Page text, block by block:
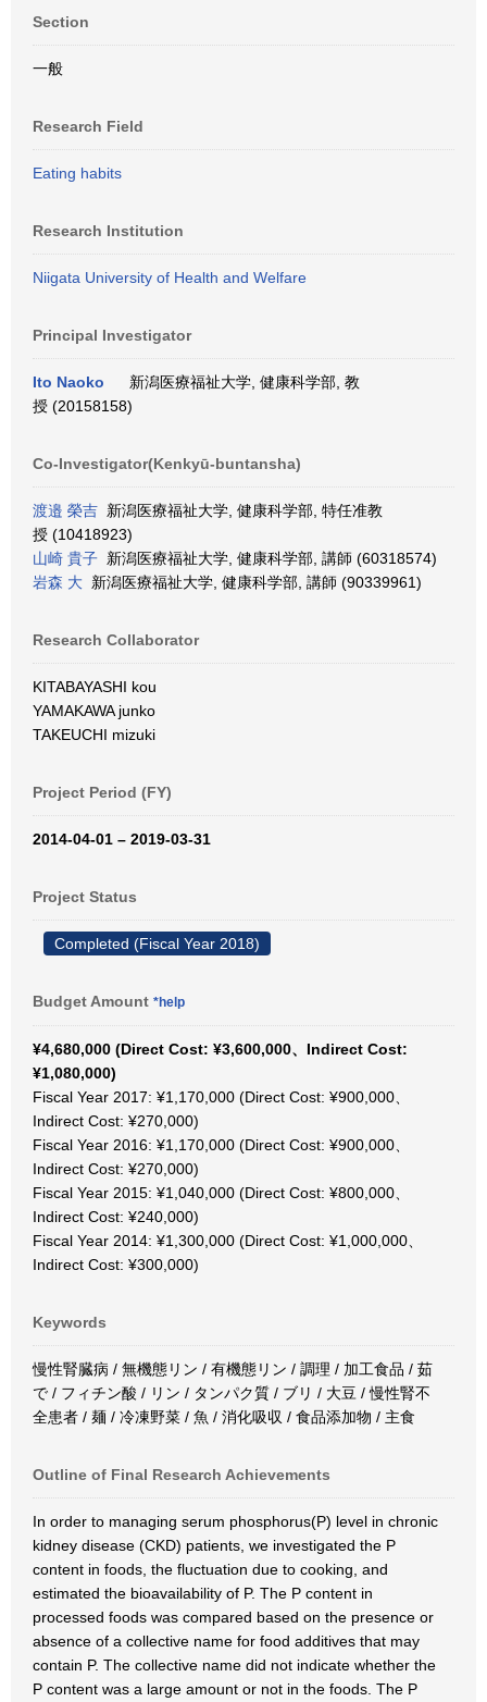
Section
一般
Research Field
Eating habits
Research Institution
Niigata University of Health and Welfare
Principal Investigator
Ito Naoko
新潟医療福祉大学, 健康科学部, 教
授 (20158158)
Co-Investigator(Kenkyū-buntansha)
渡邉 榮吉 新潟医療福祉大学, 健康科学部, 特任准教
授 (10418923)
山崎 貴子 新潟医療福祉大学, 健康科学部, 講師 (60318574)
岩森 大 新潟医療福祉大学, 健康科学部, 講師 (90339961)
Research Collaborator
KITABAYASHI kou
YAMAKAWA junko
TAKEUCHI mizuki
Project Period (FY)
2014-04-01 – 2019-03-31
Project Status
Completed (Fiscal Year 2018)
Budget Amount *help
¥4,680,000 (Direct Cost: ¥3,600,000、Indirect Cost:
¥1,080,000)
Fiscal Year 2017: ¥1,170,000 (Direct Cost: ¥900,000、
Indirect Cost: ¥270,000)
Fiscal Year 2016: ¥1,170,000 (Direct Cost: ¥900,000、
Indirect Cost: ¥270,000)
Fiscal Year 2015: ¥1,040,000 (Direct Cost: ¥800,000、
Indirect Cost: ¥240,000)
Fiscal Year 2014: ¥1,300,000 (Direct Cost: ¥1,000,000、
Indirect Cost: ¥300,000)
Keywords
慢性腎臓病 / 無機態リン / 有機態リン / 調理 / 加工食品 / 茹
で / フィチン酸 / リン / タンパク質 / ブリ / 大豆 / 慢性腎不
全患者 / 麺 / 冷凍野菜 / 魚 / 消化吸収 / 食品添加物 / 主食
Outline of Final Research Achievements
In order to managing serum phosphorus(P) level in chronic
kidney disease (CKD) patients, we investigated the P
content in foods, the fluctuation due to cooking, and
estimated the bioavailability of P. The P content in
processed foods was compared based on the presence or
absence of a collective name for food additives that may
contain P. The collective name did not indicate whether the
P content was a large amount or not in the foods. The P